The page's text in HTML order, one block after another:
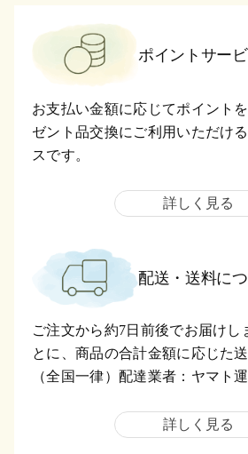
ポイントサー
お支払い金額に応じてポイント
ゼント品交換にご利用いただけ
スです。
詳しく見る
配送・送料に
ご注文から約7日前後でお届けし
とに、商品の合計金額に応じた
（全国一律）配達業者：ヤマト
詳しく見る